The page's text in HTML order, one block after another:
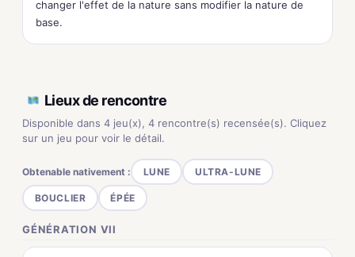
changer l'effet de la nature sans modifier la nature de
base.
Lieux de rencontre
Disponible dans 4 jeu(x), 4 rencontre(s) recensée(s). Cliquez
sur un jeu pour voir le détail.
Obtenable nativement : LUNE ULTRA-LUNE
BOUCLIER ÉPÉE
GÉNÉRATION VII